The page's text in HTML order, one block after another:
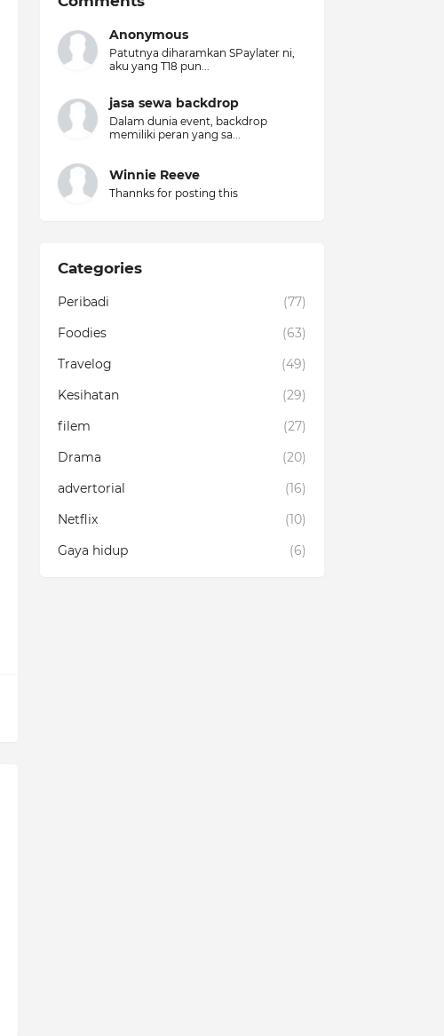
Anonymous
Patutnya diharamkan SPaylater ni,
aku yang T18 pun...
jasa sewa backdrop
Dalam dunia event, backdrop
memiliki peran yang sa...
Winnie Reeve
Thannks for posting this
Categories
Peribadi
(77)
Foodies
(63)
Travelog
(49)
Kesihatan
(29)
filem
(27)
Drama
(20)
advertorial
(16)
Netflix
(10)
Gaya hidup
(6)